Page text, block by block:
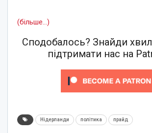
(більше…)
Сподобалось? Знайди
підтримати нас на
Нідерланди політика прайд